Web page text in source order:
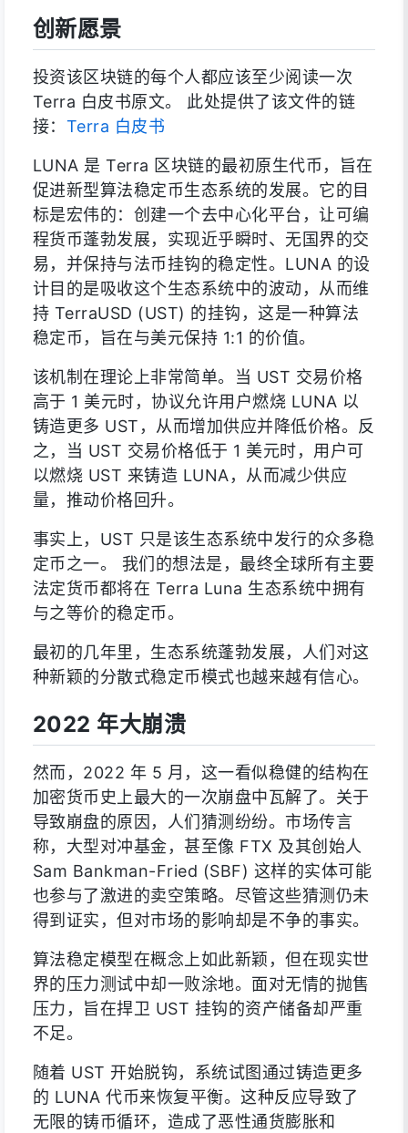
创新愿景
投资该区块链的每个人都应该至少阅读一次
Terra 白皮书原文。 此处提供了该文件的链
接： Terra 白皮书
LUNA 是 Terra 区块链的最初原生代币，旨在
促进新型算法稳定币生态系统的发展。它的目
标是宏伟的：创建一个去中心化平台，让可编
程货币蓬勃发展，实现近乎瞬时、无国界的交
易，并保持与法币挂钩的稳定性。LUNA 的设
计目的是吸收这个生态系统中的波动，从而维
持 TerraUSD (UST) 的挂钩，这是一种算法
稳定币，旨在与美元保持 1:1 的价值。
该机制在理论上非常简单。当 UST 交易价格
高于 1 美元时，协议允许用户燃烧 LUNA 以
铸造更多 UST，从而增加供应并降低价格。反
之，当 UST 交易价格低于 1 美元时，用户可
以燃烧 UST 来铸造 LUNA，从而减少供应
量，推动价格回升。
事实上，UST 只是该生态系统中发行的众多稳
定币之一。 我们的想法是，最终全球所有主要
法定货币都将在 Terra Luna 生态系统中拥有
与之等价的稳定币。
最初的几年里，生态系统蓬勃发展，人们对这
种新颖的分散式稳定币模式也越来越有信心。
2022 年大崩溃
然而，2022 年 5 月，这一看似稳健的结构在
加密货币史上最大的一次崩盘中瓦解了。关于
导致崩盘的原因，人们猜测纷纷。市场传言
称，大型对冲基金，甚至像 FTX 及其创始人
Sam Bankman-Fried (SBF) 这样的实体可能
也参与了激进的卖空策略。尽管这些猜测仍未
得到证实，但对市场的影响却是不争的事实。
算法稳定模型在概念上如此新颖，但在现实世
界的压力测试中却一败涂地。面对无情的抛售
压力，旨在捍卫 UST 挂钩的资产储备却严重
不足。
随着 UST 开始脱钩，系统试图通过铸造更多
的 LUNA 代币来恢复平衡。这种反应导致了
无限的铸币循环，造成了恶性通货膨胀和